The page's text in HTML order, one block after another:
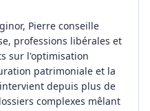
Pierre conseille
professions libérales et
sur l'optimisation
patrimoniale et la
depuis plus de
complexes mêlant